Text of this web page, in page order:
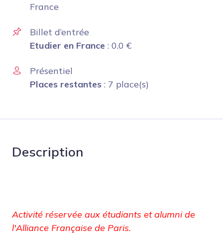
France
Billet d’entrée
Etudier en France : 0.0 €
Présentiel
Places restantes : 7 place(s)
Description
Activité réservée aux étudiants et alumni de
l'Alliance Française de Paris.